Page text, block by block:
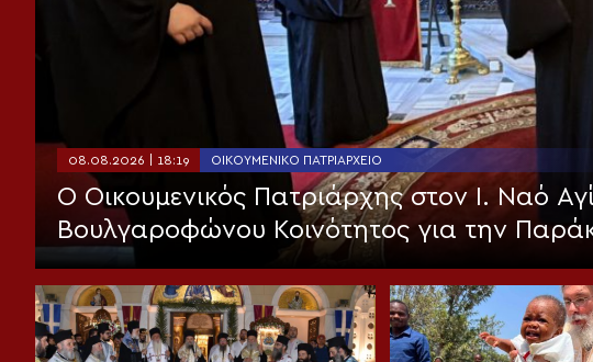
08.08.2026 | 18:19 ΟΙΚΟΥΜΕΝΙΚΌ ΠΑΤΡΙΑΡΧΕΊΟ
Ο Οικουμενικός Πατριάρχης στον I. Ναό
Βουλγαροφώνου Κοινότητος για την